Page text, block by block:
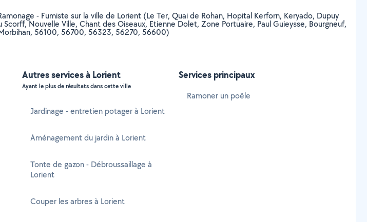
- Fumiste sur la ville de Lorient (Le Ter, Quai de Rohan, Hopital Kerforn, Keryado, Dupuy
Nouvelle Ville, Chant des Oiseaux, Etienne Dolet, Zone Portuaire, Paul Guieysse, Bourgneuf,
56100, 56700, 56323, 56270, 56600)
Autres services à Lorient
Ayant le plus de résultats dans cette ville
Jardinage - entretien potager à Lorient
Aménagement du jardin à Lorient
Tonte de gazon - Débroussaillage à
Lorient
Couper les arbres à Lorient
Services principaux
Ramoner un poêle